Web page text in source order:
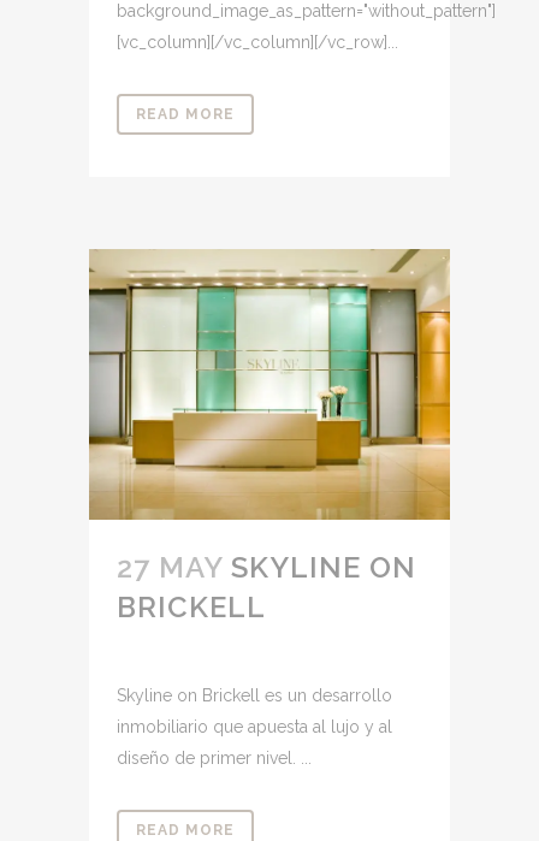
background_image_as_pattern="without_pattern"]
[vc_column][/vc_column][/vc_row]...
READ MORE
27 MAY SKYLINE ON
BRICKELL
Skyline on Brickell es un desarrollo
inmobiliario que apuesta al lujo y al
diseño de primer nivel. ...
READ MORE